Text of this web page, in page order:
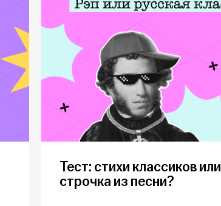
Тест: стихи классиков или
строчка из песни?